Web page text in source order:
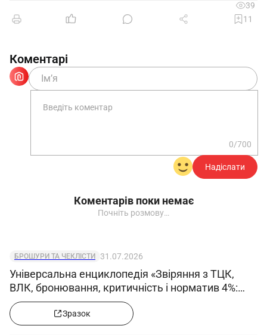
39
11
Коментарі
0/700
Надіслати
Коментарів поки немає
Почніть розмову…
БРОШУРИ ТА ЧЕКЛІСТИ 31.07.2026
Універсальна енциклопедія «Звіряння з ТЦК,
ВЛК, бронювання, критичність і норматив 4%:
кейси та зразки документів»
Зразок